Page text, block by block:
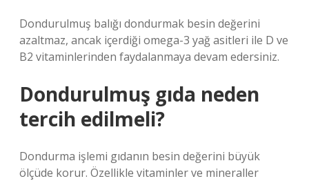
Dondurulmuş balığı dondurmak besin değerini
azaltmaz, ancak içerdiği omega-3 yağ asitleri ile D ve
B2 vitaminlerinden faydalanmaya devam edersiniz.
Dondurulmuş gıda neden
tercih edilmeli?
Dondurma işlemi gıdanın besin değerini büyük
ölçüde korur. Özellikle vitaminler ve mineraller